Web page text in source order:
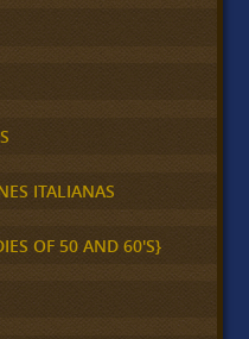
ITALIANAS
OF 50 AND 60'S}